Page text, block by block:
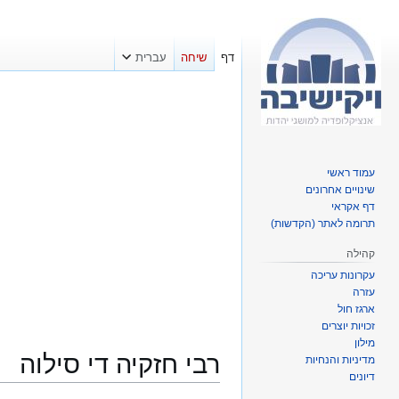
רבי חזקיה די סילוה
דף שיחה עברית
עמוד ראשי
שינויים אחרונים
דף אקראי
תרומה לאתר (הקדשות)
קהילה
עקרונות עריכה
עזרה
ארגז חול
זכויות יוצרים
מילון
מדיניות והנחיות
דיונים